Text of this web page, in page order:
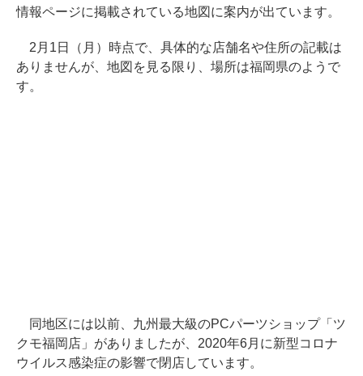
情報ページに掲載されている地図に案内が出ています。
2月1日（月）時点で、具体的な店舗名や住所の記載は
ありませんが、地図を見る限り、場所は福岡県のようで
す。
同地区には以前、九州最大級のPCパーツショップ「ツ
クモ福岡店」がありましたが、2020年6月に新型コロナ
ウイルス感染症の影響で閉店しています。